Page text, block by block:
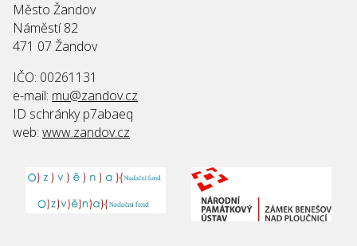
Město Žandov
Náměstí 82
471 07 Žandov
IČO: 00261131
e-mail: mu@zandov.cz
ID schránky p7abaeq
web: www.zandov.cz